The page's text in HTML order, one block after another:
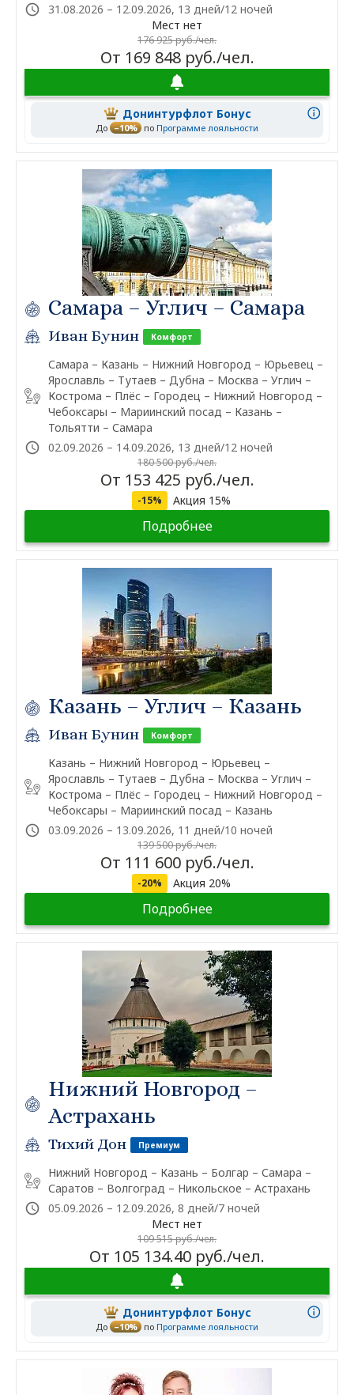
31.08.2026 – 12.09.2026, 13 дней/12 ночей
Мест нет
176 925 руб./чел.
От 169 848 руб./чел.
Донинтурфлот Бонус
До –10% по Программе лояльности
Самара – Углич – Самара
Иван Бунин Комфорт
Самара – Казань – Нижний Новгород – Юрьевец –
Ярославль – Тутаев – Дубна – Москва – Углич –
Кострома – Плёс – Городец – Нижний Новгород –
Чебоксары – Мариинский посад – Казань –
Тольятти – Самара
02.09.2026 – 14.09.2026, 13 дней/12 ночей
180 500 руб./чел.
От 153 425 руб./чел.
-15% Акция 15%
Подробнее
Казань – Углич – Казань
Иван Бунин Комфорт
Казань – Нижний Новгород – Юрьевец –
Ярославль – Тутаев – Дубна – Москва – Углич –
Кострома – Плёс – Городец – Нижний Новгород –
Чебоксары – Мариинский посад – Казань
03.09.2026 – 13.09.2026, 11 дней/10 ночей
139 500 руб./чел.
От 111 600 руб./чел.
-20% Акция 20%
Подробнее
Нижний Новгород –
Астрахань
Тихий Дон Премиум
Нижний Новгород – Казань – Болгар – Самара –
Саратов – Волгоград – Никольское – Астрахань
05.09.2026 – 12.09.2026, 8 дней/7 ночей
Мест нет
109 515 руб./чел.
От 105 134.40 руб./чел.
Донинтурфлот Бонус
До –10% по Программе лояльности